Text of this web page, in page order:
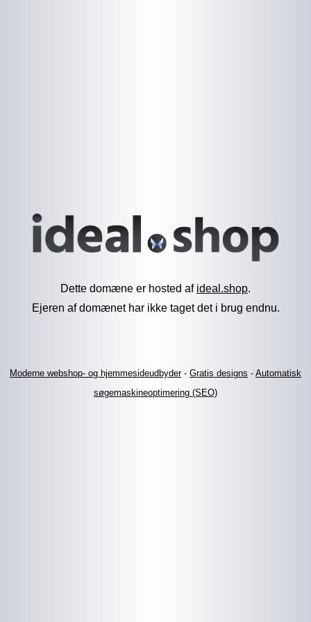
Dette domæne er hosted af ideal.shop.
Ejeren af domænet har ikke taget det i brug endnu.
Moderne webshop- og hjemmesideudbyder- Gratis designs - Automatisk
søgemaskineoptimering (SEO)